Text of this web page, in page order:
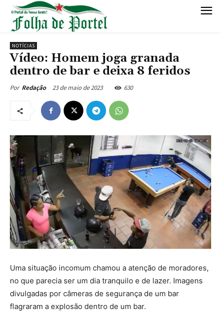
NOTÍCIAS
Vídeo: Homem joga granada
dentro de bar e deixa 8 feridos
Por Redação 23 de maio de 2023 630
Uma situação incomum chamou a atenção de moradores,
no que parecia ser um dia tranquilo e de lazer. Imagens
divulgadas por câmeras de segurança de um bar
flagraram a explosão dentro de um bar.